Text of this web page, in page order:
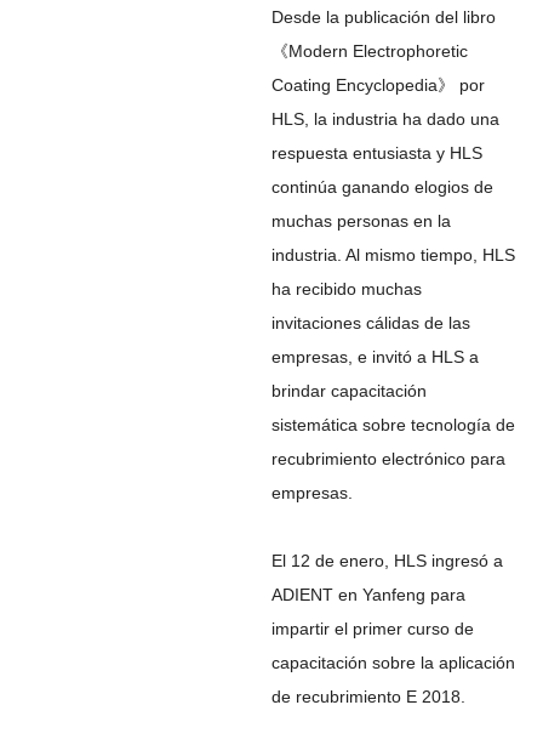
Desde la publicación del libro
《Modern Electrophoretic
Coating Encyclopedia》 por
HLS, la industria ha dado una
respuesta entusiasta y HLS
continúa ganando elogios de
muchas personas en la
industria. Al mismo tiempo, HLS
ha recibido muchas
invitaciones cálidas de las
empresas, e invitó a HLS a
brindar capacitación
sistemática sobre tecnología de
recubrimiento electrónico para
empresas.
El 12 de enero, HLS ingresó a
ADIENT en Yanfeng para
impartir el primer curso de
capacitación sobre la aplicación
de recubrimiento E 2018.